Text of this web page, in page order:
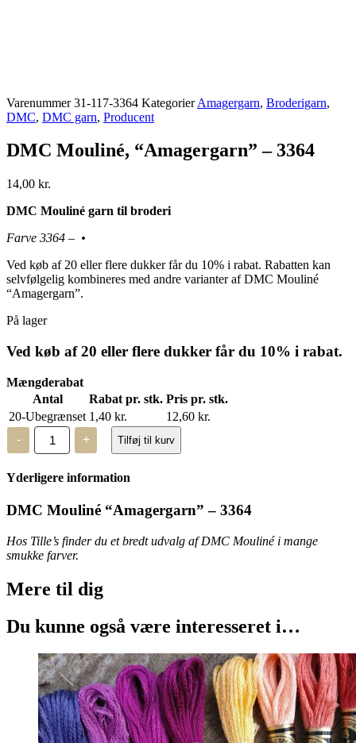
Varenummer31-117-3364 Kategorier Amagergarn, Broderigarn,
DMC, DMC garn, Producent
DMC Mouliné, “Amagergarn” – 3364
14,00 kr.
DMC Mouliné garn til broderi
Farve 3364 – •
Ved køb af 20 eller flere dukker får du 10% i rabat. Rabatten kan
selvfølgelig kombineres med andre varianter af DMC Mouliné
“Amagergarn”.
På lager
Ved køb af 20 eller flere dukker får du 10% i rabat.
Mængderabat
Antal
Rabat pr. stk. Pris pr. stk.
20-Ubegrænset 1,40 kr. 12,60 kr.
-
DMC
Mouliné,
“Amagergarn”
–
3364
+ Tilføj til kurv
Yderligere information
DMC Mouliné “Amagergarn” – 3364
Hos Tille’s finder du et bredt udvalg af DMC Mouliné i mange
smukke farver.
Mere til dig
Du kunne også være interesseret i…